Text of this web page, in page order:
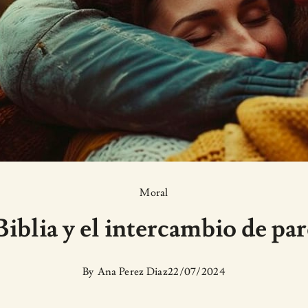
Moral
y el intercambio de
By Ana Perez Diaz22/07/2024